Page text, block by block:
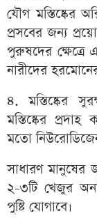
যৌগ মস্তিষ্কের
প্রসবের জন্য
পুরুষদের ক্ষেত্রে
নারীদের
৪. মস্তিষ্কের
মস্তিষ্কের
মতো
সাধারণ মানুষের
২-৩টি খেজুর
পুষ্টি যোগাবে।